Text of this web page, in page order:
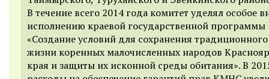
В течение всего 2014 года комитет уделял особое
исполнению краевой государственной программы
«Создание условий для сохранения традиционного
жизни коренных малочисленных народов
края и защиты их исконной среды обитания». В